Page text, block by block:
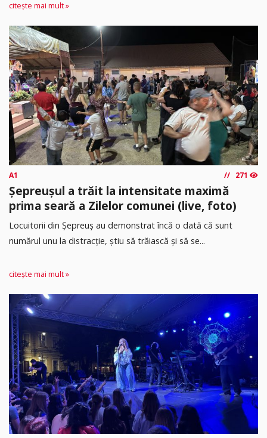
citește mai mult »
A1 271
Șepreușul a trăit la intensitate maximă
prima seară a Zilelor comunei (live, foto)
Locuitorii din Șepreuș au demonstrat încă o dată că sunt
numărul unu la distracție, știu să trăiască și să se...
citește mai mult »